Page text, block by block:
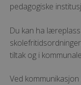
pedagogiske
Du kan ha
tiltak og i
Ved